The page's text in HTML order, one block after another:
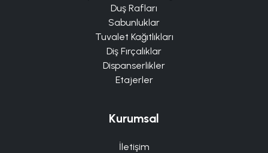
Duş Rafları
Sabunluklar
Tuvalet Kağıtlıkları
Diş Fırçalıklar
Dispanserlikler
Etajerler
Kurumsal
İletişim